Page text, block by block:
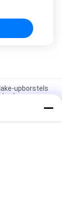
upborstels
kap
up met
af
het ultra